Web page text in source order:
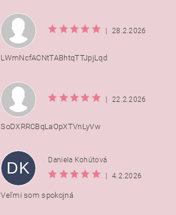
28.2.2026
LWmNcfACNtTABhtqTTJpjLqd
22.2.2026
SoDXRRCBqLaOpXTVnLyVw
DK
Daniela Kohútová
4.2.2026
Veľmi som spokojná